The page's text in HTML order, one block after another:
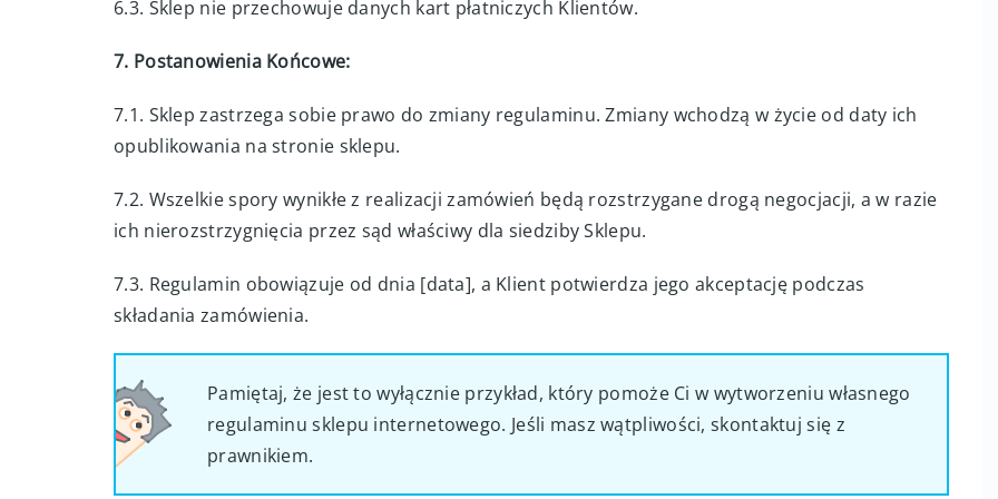
6.3. Sklep nie przechowuje danych kart płatniczych Klientów.
7. Postanowienia Końcowe:
7.1. Sklep zastrzega sobie prawo do zmiany regulaminu. Zmiany wchodzą w życie od daty ich
opublikowania na stronie sklepu.
7.2. Wszelkie spory wynikłe z realizacji zamówień będą rozstrzygane drogą negocjacji, a w razie
ich nierozstrzygnięcia przez sąd właściwy dla siedziby Sklepu.
7.3. Regulamin obowiązuje od dnia [data], a Klient potwierdza jego akceptację podczas
składania zamówienia.
Pamiętaj, że jest to wyłącznie przykład, który pomoże Ci w wytworzeniu własnego
regulaminu sklepu internetowego. Jeśli masz wątpliwości, skontaktuj się z
prawnikiem.